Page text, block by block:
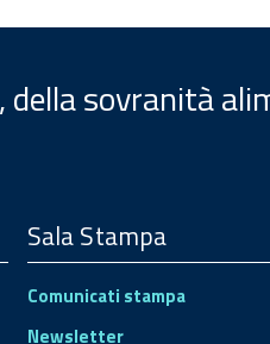
sovranità
Sala Stampa
Comunicati stampa
Newsletter